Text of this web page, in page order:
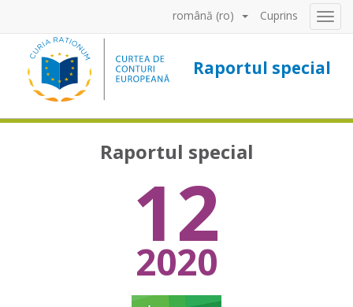
Cuprins
română (ro)
Raportul special
Raportul special
12
2020